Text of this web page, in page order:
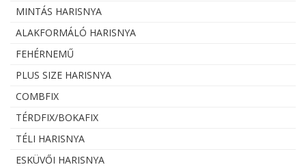
MINTÁS HARISNYA
ALAKFORMÁLÓ HARISNYA
FEHÉRNEMŰ
PLUS SIZE HARISNYA
COMBFIX
TÉRDFIX/BOKAFIX
TÉLI HARISNYA
ESKÜVŐI HARISNYA